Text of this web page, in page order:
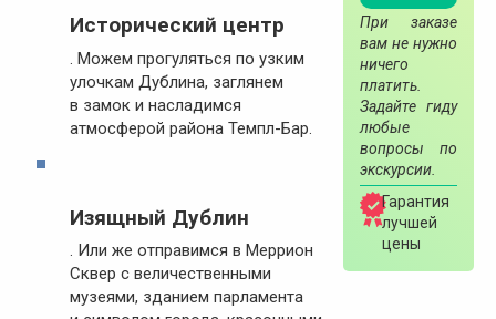
При заказе
вам не нужно
ничего
платить.
Задайте гиду
любые
вопросы по
экскурсии.
Гарантия
лучшей
цены
Исторический центр
. Можем прогуляться по узким
улочкам Дублина, заглянем
в замок и насладимся
атмосферой района Темпл-Бар.
Изящный Дублин
. Или же отправимся в Меррион
Сквер с величественными
музеями, зданием парламента